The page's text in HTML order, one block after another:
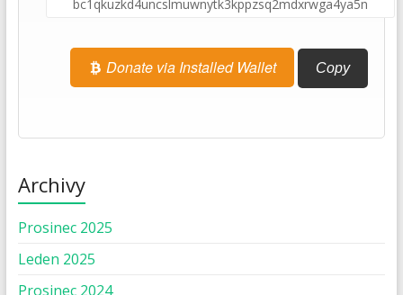
Donate via Installed Wallet Copy
Archivy
Prosinec 2025
Leden 2025
Prosinec 2024